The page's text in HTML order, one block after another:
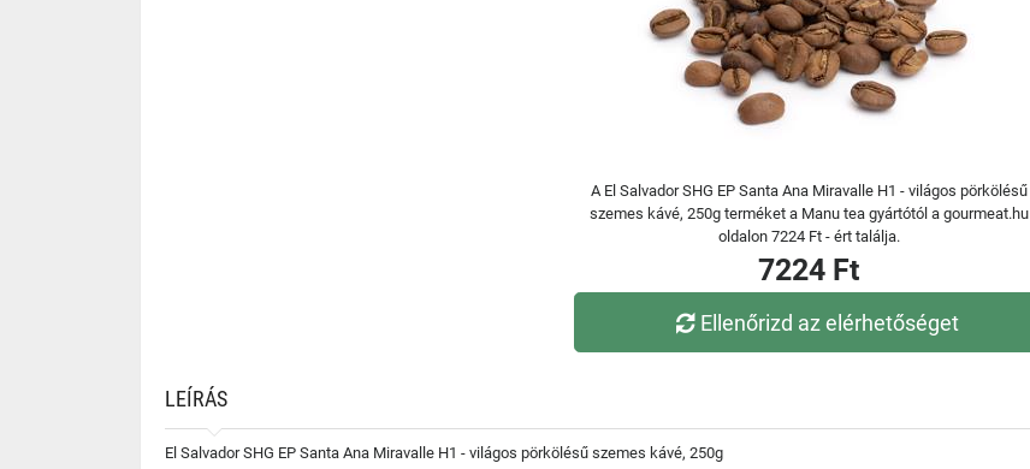
A El Salvador SHG EP Santa Ana Miravalle H1 - világos pörkölésű
szemes kávé, 250g terméket a Manu tea gyártótól a gourmeat.hu
oldalon 7224 Ft - ért találja.
7224 Ft
Ellenőrizd az elérhetőséget
LEÍRÁS
El Salvador SHG EP Santa Ana Miravalle H1 - világos pörkölésű szemes kávé, 250g